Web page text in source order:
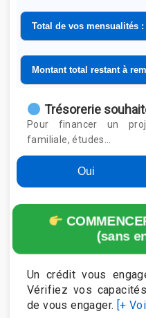
Trésorerie
Pour financer un
familiale, études…
Oui
(sans
Un crédit vous
Vérifiez vos
de vous engager. [+